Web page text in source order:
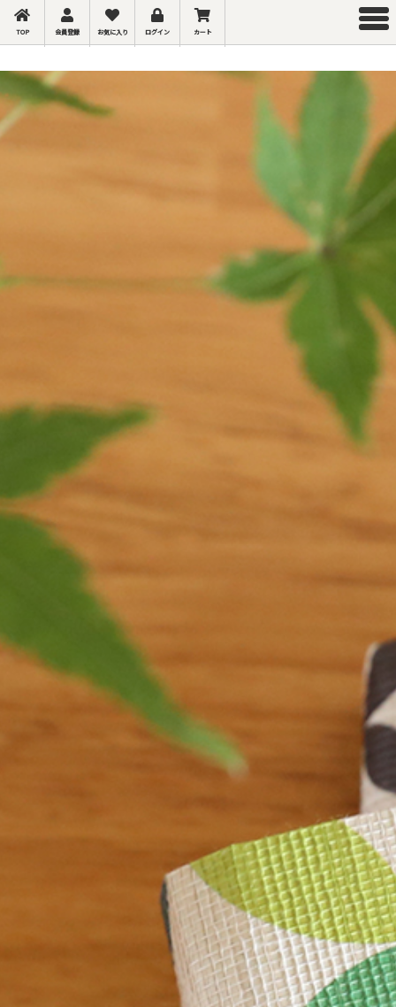
TOP 会員登録 お気に入り ログイン カート